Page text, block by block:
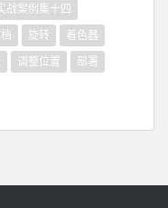
战案例集十四
旋转
着色器
调整位置
部署